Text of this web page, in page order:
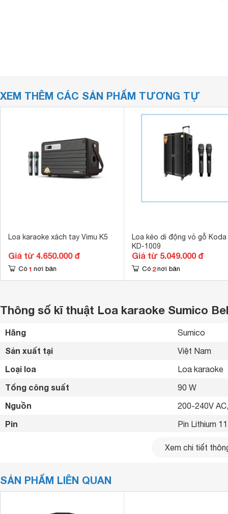
XEM THÊM CÁC SẢN PHẨM TƯƠNG TỰ
Loa karaoke xách tay Vimu K5
Giá từ 4.650.000 đ
Có 1 nơi bán
Loa kéo di động vỏ gỗ Koda
KD-1009
Giá từ 5.049.000 đ
Có 2 nơi bán
Thông số kĩ thuật Loa karaoke Sumico
Hãng Sumico
Sản xuất tại Việt Nam
Loại loa Loa karaoke
Tổng công suất 90 W
Nguồn 200-240V
Pin Pin Lithium
45Hz - 20
Thời gian sạc
Xem chi tiết
SẢN PHẨM LIÊN QUAN